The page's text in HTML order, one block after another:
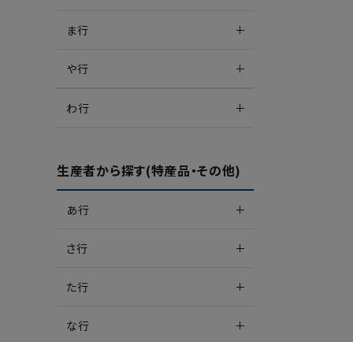
ま行
や行
わ行
生産者から探す(特産品・その他)
あ行
さ行
た行
な行